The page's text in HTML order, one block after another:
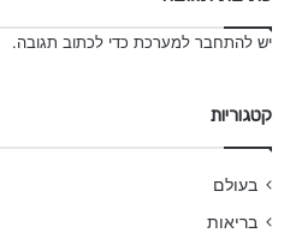
יש להתחבר למערכת כדי לכתוב תגובה.
קטגוריות
בעולם
בריאות